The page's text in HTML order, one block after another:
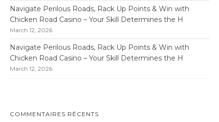
Navigate Perilous Roads, Rack Up Points & Win with
Chicken Road Casino – Your Skill Determines the H
March 12, 2026
Navigate Perilous Roads, Rack Up Points & Win with
Chicken Road Casino – Your Skill Determines the H
March 12, 2026
COMMENTAIRES RÉCENTS